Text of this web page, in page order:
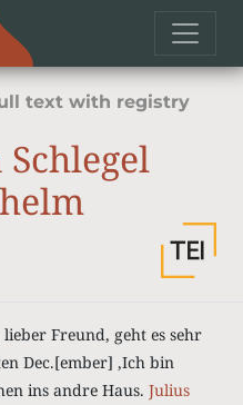
text with registry
lieber Freund, geht es sehr
Dec.[ember] ‚Ich bin
ins andre Haus. Julius